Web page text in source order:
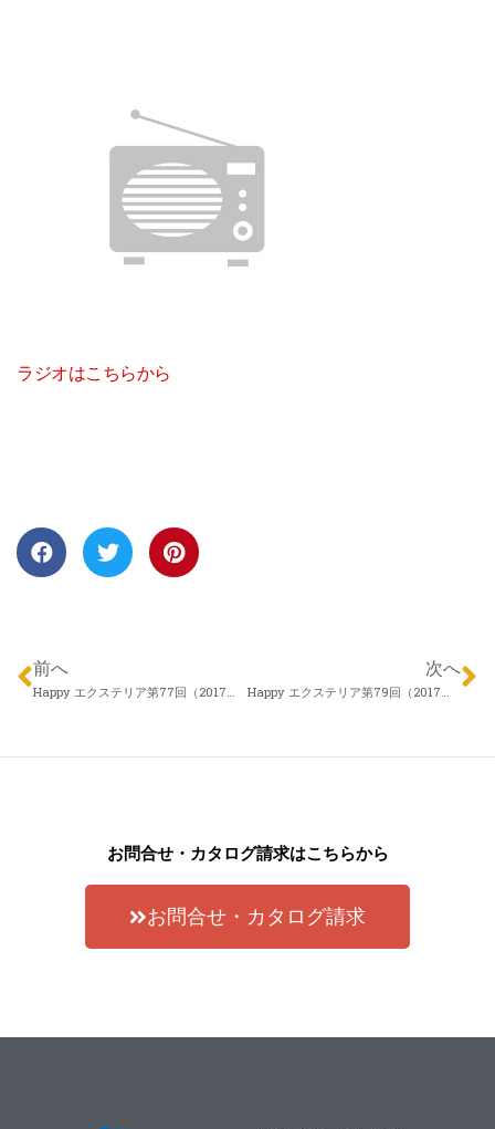
ラジオはこちらから
前へ
Happy エクステリア第77回（2017年03月23日）エクスランド四季 近藤慎一さん 「出来たばかりの方へのアドバイス」
次へ
Happy エクステリア第79回（2017年04月06日）株式会社 アメニクス 田中学さん「第１０回エクステリア・リフォームフェアｉｎまつもとの開催について」
お問合せ・カタログ請求はこちらから
お問合せ・カタログ請求